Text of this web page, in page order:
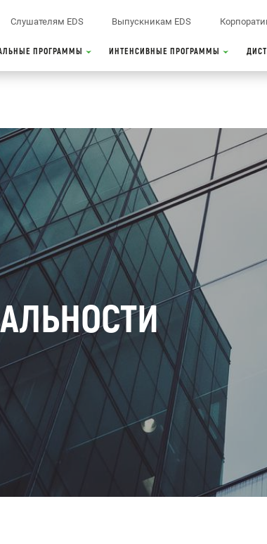
Слушателям EDS Выпускникам EDS
ПРОГРАММЫ ИНТЕНСИВНЫЕ ПРОГРАММЫ